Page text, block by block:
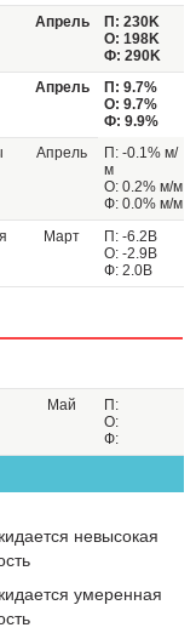
Апрель
П: 230K
О: 198K
Ф: 290K
Апрель
П: 9.7%
О: 9.7%
Ф: 9.9%
Апрель
П: -0.1% м/
м
О: 0.2% м/м
Ф: 0.0% м/м
Март
П: -6.2B
О: -2.9B
Ф: 2.0B
Май
П:
О:
Ф:
невысокая
умеренная